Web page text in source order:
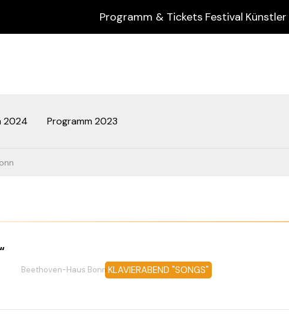
Programm & Tickets Festival Künstler
2024 Programm 2023
Beethoven-Haus BonnKLAVIERABEND "SONGS"